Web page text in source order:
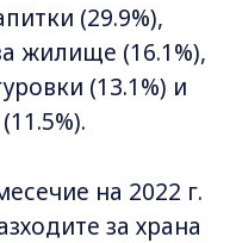
(29.9%),
жилище (16.1%),
(13.1%) и
на 2022 г.
за храна